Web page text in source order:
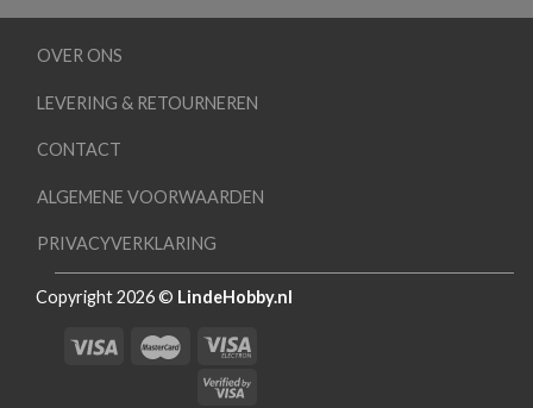
OVER ONS
LEVERING & RETOURNEREN
CONTACT
ALGEMENE VOORWAARDEN
PRIVACYVERKLARING
Copyright 2026 © LindeHobby.nl